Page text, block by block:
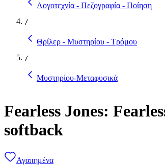
Λογοτεχνία - Πεζογραφία - Ποίηση
/
Θρίλερ - Μυστηρίου - Τρόμου
/
Μυστηρίου-Μεταφυσικά
Fearless Jones:
softback
Αγαπημένα